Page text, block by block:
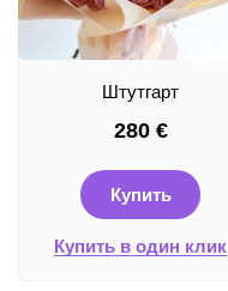
Штутгарт
280 €
Купить
Купить в один клик